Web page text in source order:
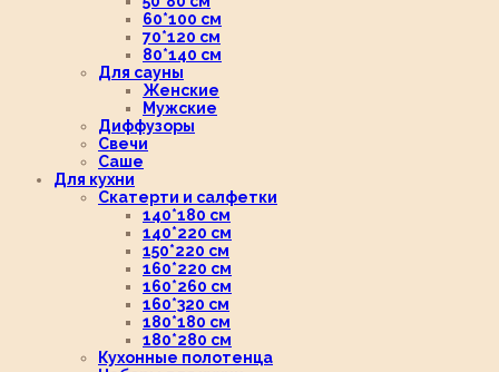
60*100 см
70*120 см
80*140 см
Для сауны
Женские
Мужские
Диффузоры
Свечи
Саше
Для кухни
Скатерти и салфетки
140*180 см
140*220 см
150*220 см
160*220 см
160*260 см
160*320 см
180*180 см
180*280 см
Кухонные полотенца